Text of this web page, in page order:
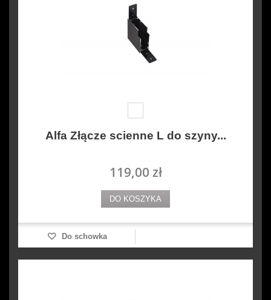
Alfa Złącze scienne L do szyny...
119,00 zł
DO KOSZYKA
Do schowka